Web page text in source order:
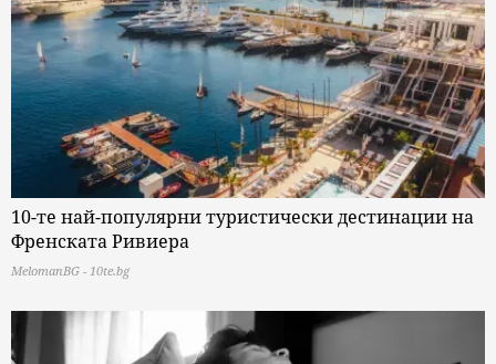
10-те най-популярни туристически дестинации на
Френската Ривиера
MelomanBG - 10te.bg